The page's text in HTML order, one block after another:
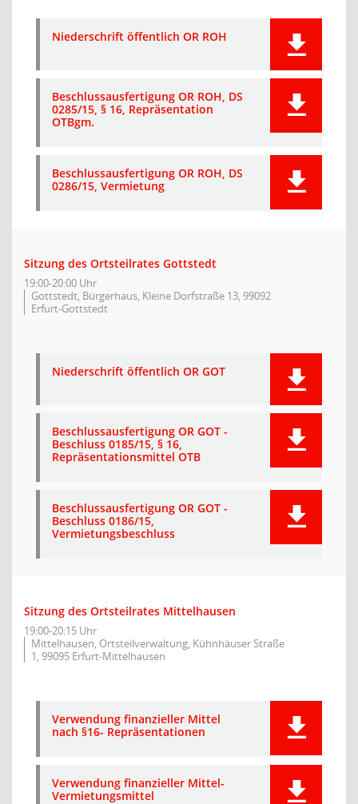
Niederschrift öffentlich OR ROH
Beschlussausfertigung OR ROH, DS
0285/15, § 16, Repräsentation
OTBgm.
Beschlussausfertigung OR ROH, DS
0286/15, Vermietung
Sitzung des Ortsteilrates Gottstedt
19:00-20:00 Uhr
Gottstedt, Bürgerhaus, Kleine Dorfstraße 13, 99092
Erfurt-Gottstedt
Niederschrift öffentlich OR GOT
Beschlussausfertigung OR GOT -
Beschluss 0185/15, § 16,
Repräsentationsmittel OTB
Beschlussausfertigung OR GOT -
Beschluss 0186/15,
Vermietungsbeschluss
Sitzung des Ortsteilrates Mittelhausen
19:00-20:15 Uhr
Mittelhausen, Ortsteilverwaltung, Kühnhäuser Straße
1, 99095 Erfurt-Mittelhausen
Verwendung finanzieller Mittel
nach §16- Repräsentationen
Verwendung finanzieller Mittel-
Vermietungsmittel